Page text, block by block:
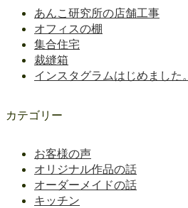
あんこ研究所の店舗工事
オフィスの棚
集合住宅
裁縫箱
インスタグラムはじめました。
カテゴリー
お客様の声
オリジナル作品の話
オーダーメイドの話
キッチン